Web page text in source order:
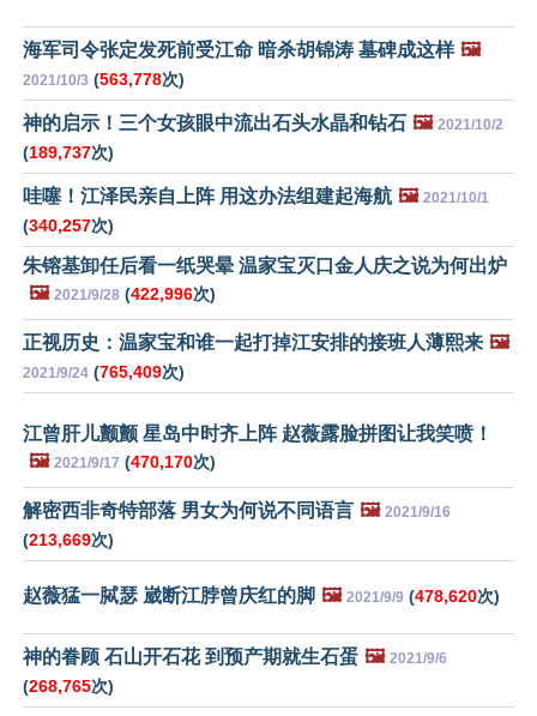
海军司令张定发死前受江命 暗杀胡锦涛 墓碑成这样 🖼️
2021/10/3 (563,778次)
神的启示！三个女孩眼中流出石头水晶和钻石 🖼️ 2021/10/2
(189,737次)
哇噻！江泽民亲自上阵 用这办法组建起海航 🖼️ 2021/10/1
(340,257次)
朱镕基卸任后看一纸哭晕 温家宝灭口金人庆之说为何出炉
🖼️ 2021/9/28 (422,996次)
正视历史：温家宝和谁一起打掉江安排的接班人薄熙来 🖼️
2021/9/24 (765,409次)
江曾肝儿颤颤 星岛中时齐上阵 赵薇露脸拼图让我笑喷！
🖼️ 2021/9/17 (470,170次)
解密西非奇特部落 男女为何说不同语言 🖼️ 2021/9/16
(213,669次)
赵薇猛一脦瑟 崴断江脖曾庆红的脚 🖼️ 2021/9/9 (478,620次)
神的眷顾 石山开石花 到预产期就生石蛋 🖼️ 2021/9/6
(268,765次)